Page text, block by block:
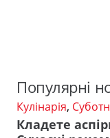
Популярні
Кулінарія,
Кладете